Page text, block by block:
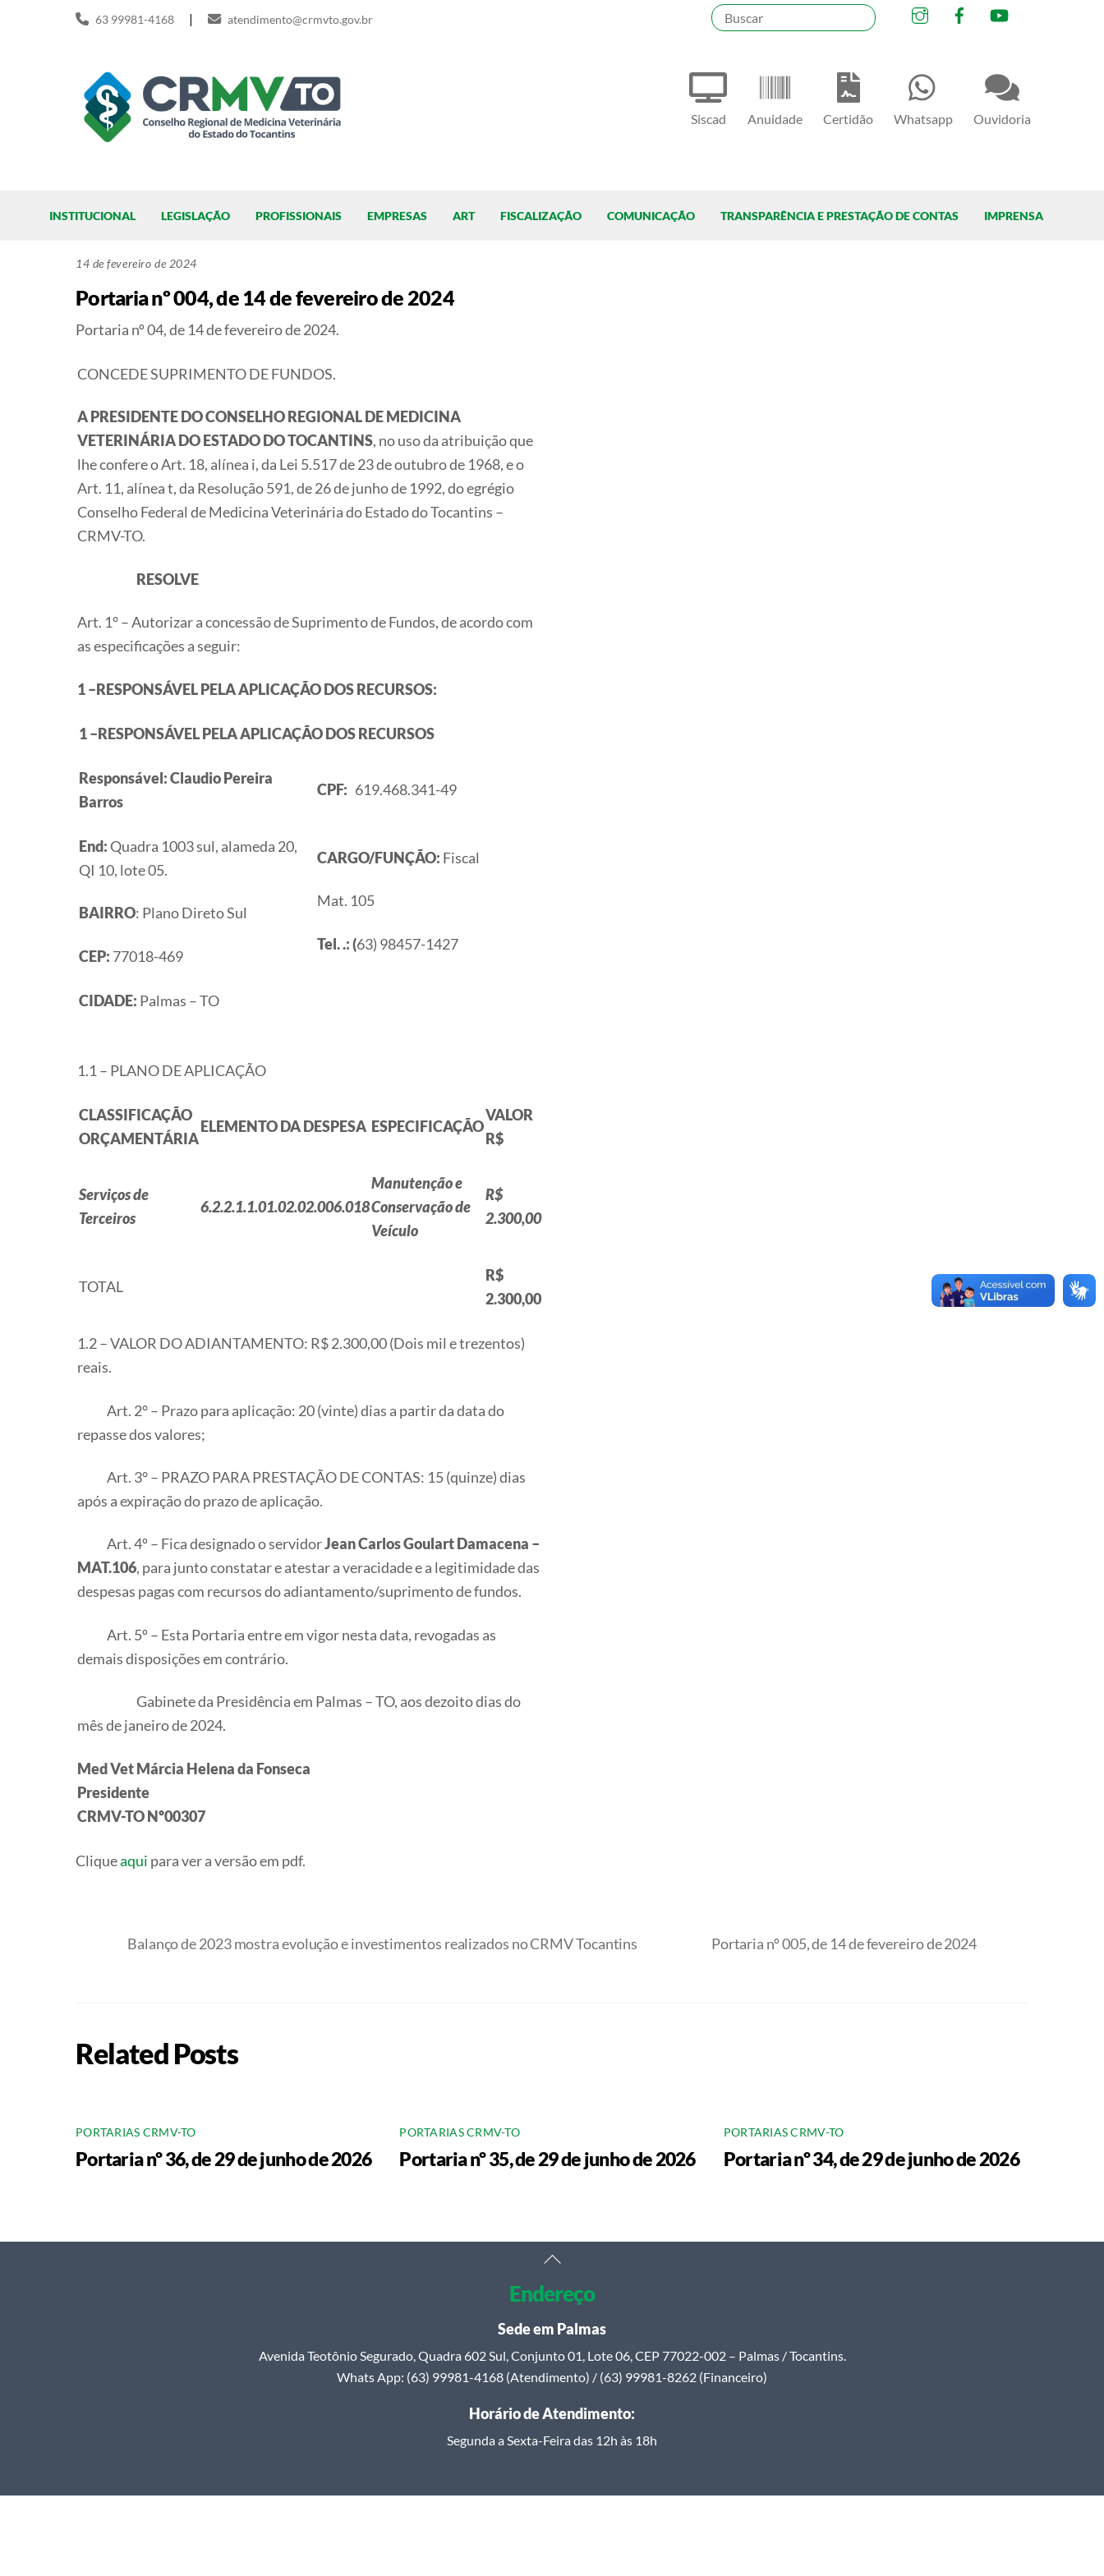
Siscad Anuidade Certidão Whatsapp Ouvidoria
InstagramFacebook
63 99981-4168 | atendimento@crmvto.gov.br
INSTITUCIONAL LEGISLAÇÃO PROFISSIONAIS EMPRESAS ART FISCALIZAÇÃO COMUNICAÇÃO TRANSPARÊNCIA E PRESTAÇÃO DE CONTAS IMPRENSA
14 de fevereiro de 2024
Portaria nº 004, de 14 de fevereiro de 2024
Portaria nº 04, de 14 de fevereiro de 2024.
CONCEDE SUPRIMENTO DE FUNDOS.
A PRESIDENTE DO CONSELHO REGIONAL DE MEDICINA
VETERINÁRIA DO ESTADO DO TOCANTINS, no uso da atribuição que
lhe confere o Art. 18, alínea i, da Lei 5.517 de 23 de outubro de 1968, e o
Art. 11, alínea t, da Resolução 591, de 26 de junho de 1992, do egrégio
Conselho Federal de Medicina Veterinária do Estado do Tocantins –
CRMV-TO.
RESOLVE
Art. 1° – Autorizar a concessão de Suprimento de Fundos, de acordo com
as especificações a seguir:
1 –RESPONSÁVEL PELA APLICAÇÃO DOS RECURSOS:
1 –RESPONSÁVEL PELA APLICAÇÃO DOS RECURSOS
Responsável: Claudio Pereira
Barros
CPF: 619.468.341-49
End:Quadra 1003 sul, alameda 20,
QI 10, lote 05.
BAIRRO: Plano Direto Sul
CEP: 77018-469
CARGO/FUNÇÃO: Fiscal
Mat. 105
Tel. .: (63) 98457-1427
CIDADE: Palmas – TO
1.1 – PLANO DE APLICAÇÃO
CLASSIFICAÇÃO
ORÇAMENTÁRIA
ELEMENTO DA DESPESA ESPECIFICAÇÃO
VALOR
R$
Serviços de
Terceiros
6.2.2.1.1.01.02.02.006.018
Manutenção e
Conservação de
Veículo
R$
2.300,00
TOTAL
R$
2.300,00
1.2 – VALOR DO ADIANTAMENTO: R$ 2.300,00 (Dois mil e trezentos)
reais.
Art. 2° – Prazo para aplicação: 20 (vinte) dias a partir da data do
repasse dos valores;
Art. 3° – PRAZO PARA PRESTAÇÃO DE CONTAS: 15 (quinze) dias
após a expiração do prazo de aplicação.
Art. 4º – Fica designado o servidorJean Carlos Goulart Damacena –
MAT.106, para junto constatar e atestar a veracidade e a legitimidade das
despesas pagas com recursos do adiantamento/suprimento de fundos.
Art. 5º – Esta Portaria entre em vigor nesta data, revogadas as
demais disposições em contrário.
Gabinete da Presidência em Palmas – TO, aos dezoito dias do
mês de janeiro de 2024.
Med Vet Márcia Helena da Fonseca
Presidente
CRMV-TO Nº00307
Cliqueaqui para ver a versão em pdf.
Balanço de 2023 mostra evolução e investimentos realizados no CRMV Tocantins Portaria nº 005, de 14 de fevereiro de 2024
Related Posts
PORTARIAS CRMV-TO
Portaria nº 36, de 29 de junho de 2026
PORTARIAS CRMV-TO
Portaria nº 35, de 29 de junho de 2026
PORTARIAS CRMV-TO
Portaria nº 34, de 29 de junho de 2026
Back
Top
Endereço
Sede em Palmas
Avenida Teotônio Segurado, Quadra 602 Sul, Conjunto 01, Lote 06, CEP 77022-002 – Palmas / Tocantins.
Whats App: (63) 99981-4168 (Atendimento) / (63) 99981-8262 (Financeiro)
Horário de Atendimento:
Segunda a Sexta-Feira das 12h às 18h